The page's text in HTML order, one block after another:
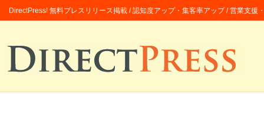
DirectPress! 無料プレスリリース掲載 / 認知度アップ・集客率アップ / 営業支援